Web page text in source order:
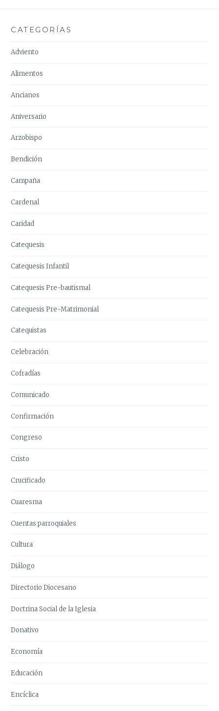
CATEGORÍAS
Adviento
Alimentos
Ancianos
Aniversario
Arzobispo
Bendición
Campaña
Cardenal
Caridad
Catequesis
Catequesis Infantil
Catequesis Pre-bautismal
Catequesis Pre-Matrimonial
Catequistas
Celebración
Cofradías
Comunicado
Confirmación
Congreso
Cristo
Crucificado
Cuaresma
Cuentas parroquiales
Cultura
Diálogo
Directorio Diocesano
Doctrina Social de la Iglesia
Donativo
Economía
Educación
Encíclica